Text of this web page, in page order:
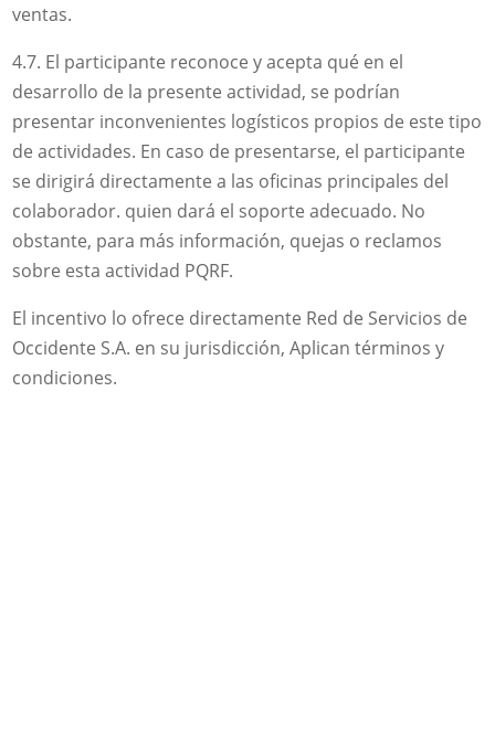
ventas.
4.7. El participante reconoce y acepta qué en el
desarrollo de la presente actividad, se podrían
presentar inconvenientes logísticos propios de este tipo
de actividades. En caso de presentarse, el participante
se dirigirá directamente a las oficinas principales del
colaborador. quien dará el soporte adecuado. No
obstante, para más información, quejas o reclamos
sobre esta actividad PQRF.
El incentivo lo ofrece directamente Red de Servicios de
Occidente S.A. en su jurisdicción, Aplican términos y
condiciones.